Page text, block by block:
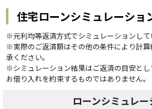
住宅ローンシミュレーショ
※元利均等返済方式でシミュレーションして
※実際のご返済額はその他の条件により計
承ください。
※シミュレーション結果はご返済の目安と
お借り入れを約束するものではありません。
ローンシミュレ